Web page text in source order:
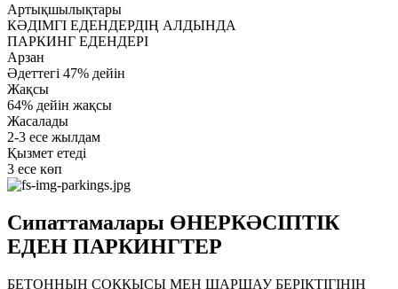
Артықшылықтары
КӘДІМГІ ЕДЕНДЕРДІҢ АЛДЫНДА
ПАРКИНГ ЕДЕНДЕРІ
Арзан
Әдеттегі 47% дейін
Жақсы
64% дейін жақсы
Жасалады
2-3 есе жылдам
Қызмет етеді
3 есе көп
Сипаттамалары ӨНЕРКӘСІПТІК
ЕДЕН ПАРКИНГТЕР
БЕТОННЫҢ СОҚҚЫСЫ МЕН ШАРШАУ БЕРІКТІГІНІҢ